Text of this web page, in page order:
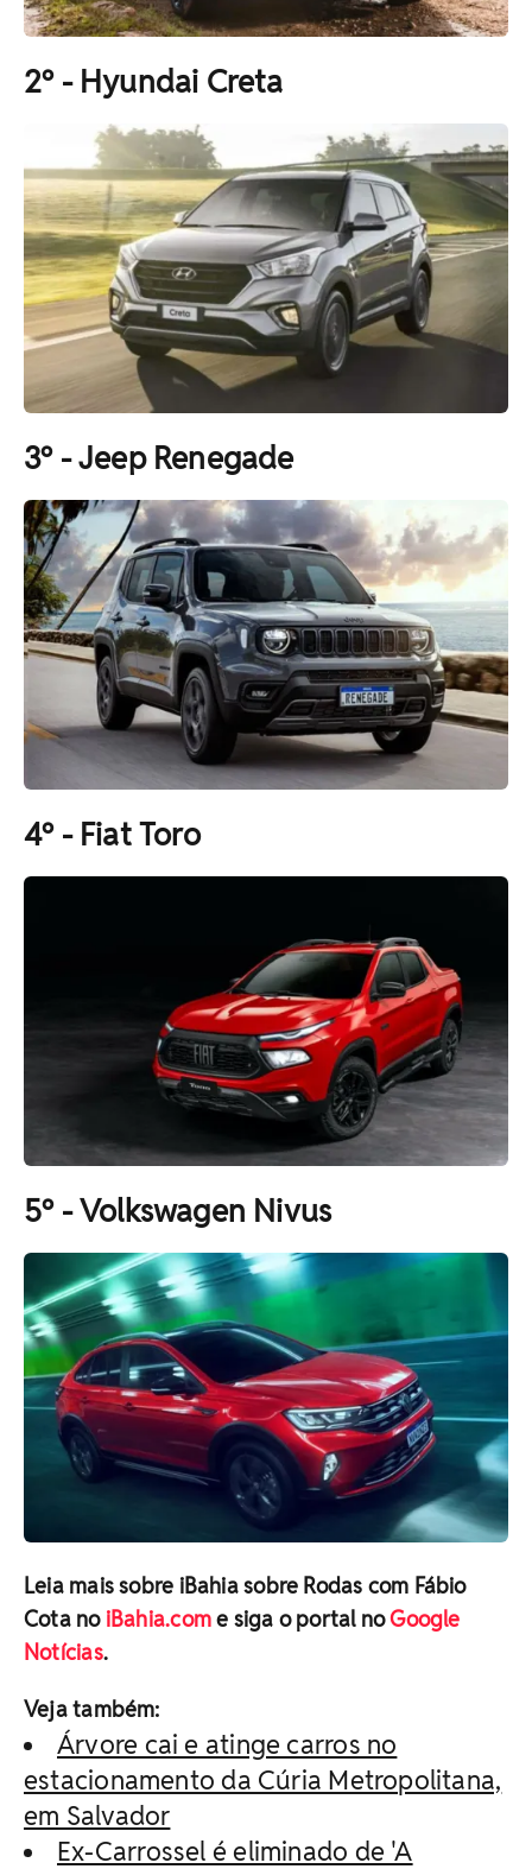
2º - Hyundai Creta
3º - Jeep Renegade
4º - Fiat Toro
5º - Volkswagen Nivus
Leia mais sobre iBahia sobre Rodas com Fábio
Cota no iBahia.come siga o portal noGoogle
Notícias.
Veja também:
Árvore cai e atinge carros no
estacionamento da Cúria Metropolitana,
em Salvador
Ex-Carrossel é eliminado de 'A